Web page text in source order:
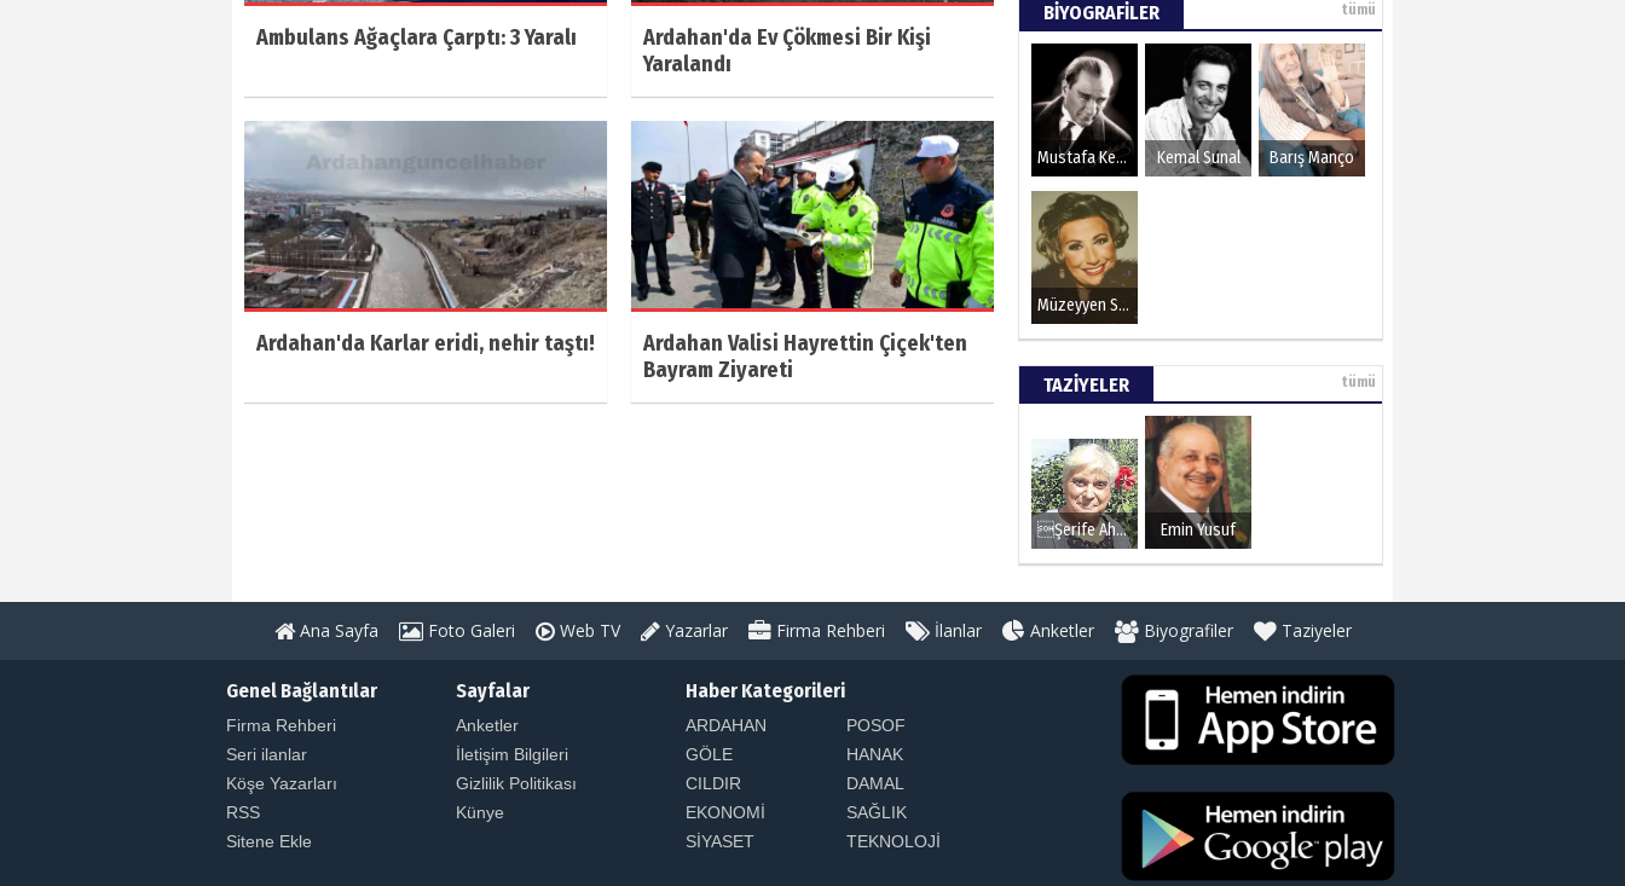
Ambulans Ağaçlara Çarptı: 3 Yaralı
Ardahan'da Ev Çökmesi Bir Kişi
Yaralandı
Ardahan'da Karlar eridi, nehir taştı!
Ardahan Valisi Hayrettin Çiçek'ten
Bayram Ziyareti
BİYOGRAFİLER tümü
Mustafa Kemal Atatürk Kemal Sunal Barış Manço
Müzeyyen Senar
TAZİYELER tümü
Şerife Ahmet Emin Yusuf
Ana Sayfa Foto Galeri Web TV Yazarlar Firma Rehberi İlanlar Anketler Biyografiler Taziyeler
Genel Bağlantılar
Firma Rehberi
Seri ilanlar
Köşe Yazarları
RSS
Sitene Ekle
Sayfalar
Anketler
İletişim Bilgileri
Gizlilik Politikası
Künye
Haber Kategorileri
ARDAHAN
POSOF
GÖLE
HANAK
CILDIR
DAMAL
EKONOMİ
SAĞLIK
SİYASET
TEKNOLOJİ